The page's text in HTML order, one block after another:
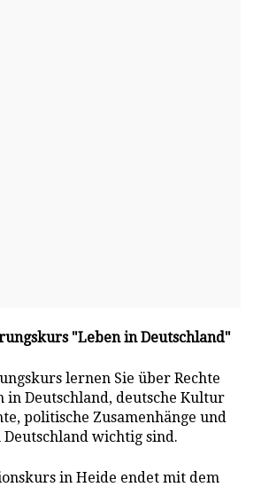
"Leben in Deutschland"
lernen Sie über Rechte
in Deutschland, deutsche Kultur
politische Zusamenhänge und
wichtig sind.
in Heide endet mit dem